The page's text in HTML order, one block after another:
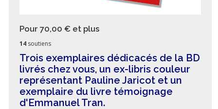
Pour 70,00 € et plus
14 soutiens
Trois exemplaires dédicacés de la BD
livrés chez vous, un ex-libris couleur
représentant Pauline Jaricot et un
exemplaire du livre témoignage
d'Emmanuel Tran.